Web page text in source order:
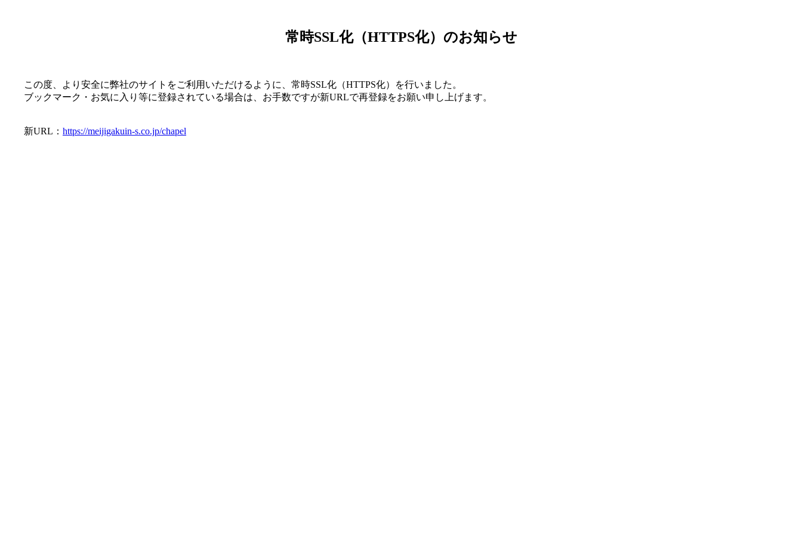
常時SSL化（HTTPS化）のお知らせ
この度、より安全に弊社のサイトをご利用いただけるように、常時SSL化（HTTPS化）を行いました。
ブックマーク・お気に入り等に登録されている場合は、お手数ですが新URLで再登録をお願い申し上げます。
新URL： https://meijigakuin-s.co.jp/chapel